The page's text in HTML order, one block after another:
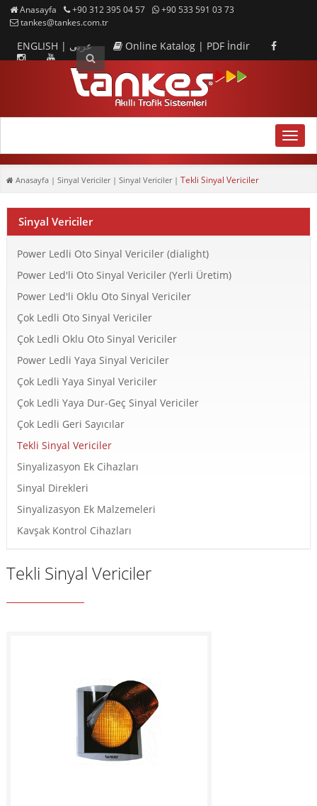
Anasayfa +90 312 395 04 57
+90 533 591 03 73
tankes@tankes.com.tr
ENGLISH | عربى Online Katalog | PDF İndir
MENU
Anasayfa| Sinyal Vericiler | Sinyal Vericiler | Tekli Sinyal Vericiler
Sinyal Vericiler
Power Ledli Oto Sinyal Vericiler (dialight)
Power Led'li Oto Sinyal Vericiler (Yerli Üretim)
Power Led'li Oklu Oto Sinyal Vericiler
Çok Ledli Oto Sinyal Vericiler
Çok Ledli Oklu Oto Sinyal Vericiler
Power Ledli Yaya Sinyal Vericiler
Çok Ledli Yaya Sinyal Vericiler
Çok Ledli Yaya Dur-Geç Sinyal Vericiler
Çok Ledli Geri Sayıcılar
Tekli Sinyal Vericiler
Sinyalizasyon Ek Cihazları
Sinyal Direkleri
Sinyalizasyon Ek Malzemeleri
Kavşak Kontrol Cihazları
Tekli Sinyal Vericiler